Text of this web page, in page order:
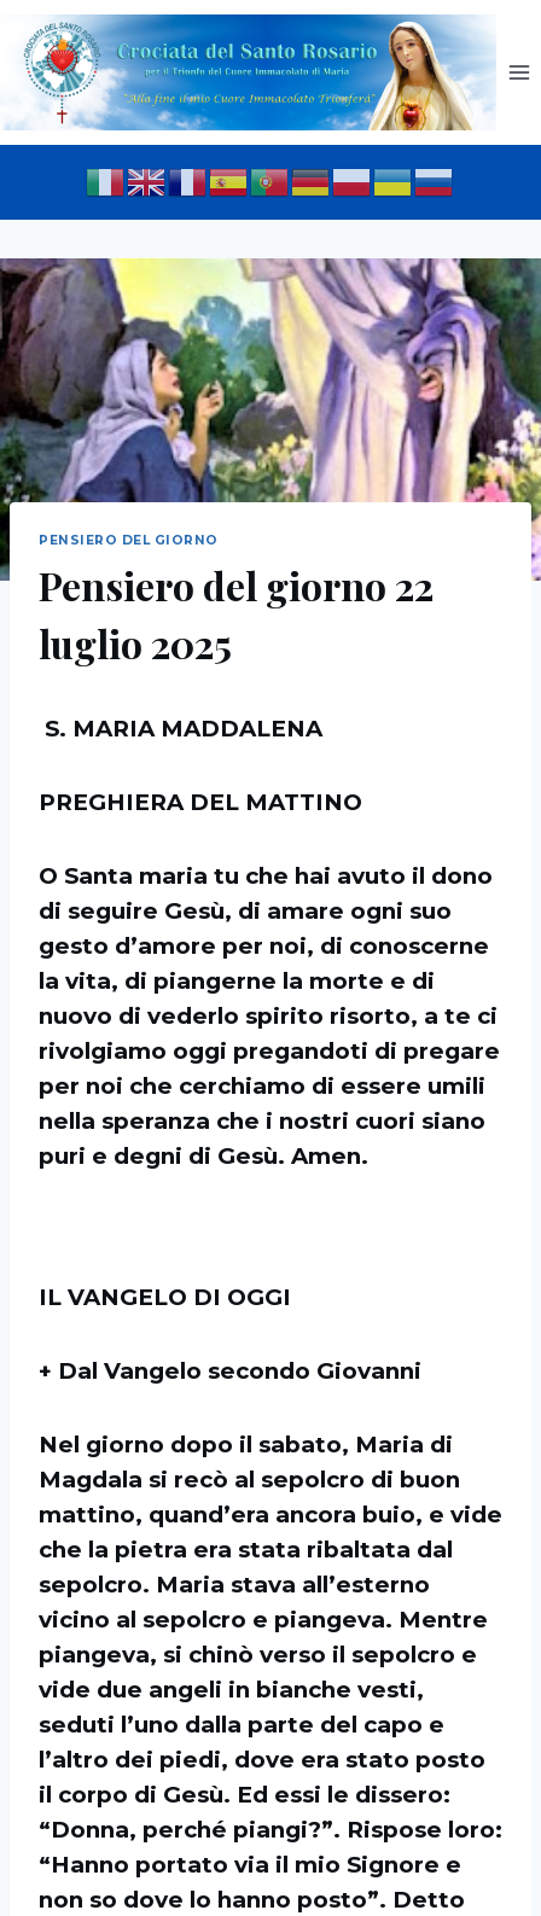
PENSIERO DEL GIORNO
Pensiero del giorno 22
luglio 2025
S. MARIA MADDALENA
PREGHIERA DEL MATTINO
O Santa maria tu che hai avuto il dono
di seguire Gesù, di amare ogni suo
gesto d’amore per noi, di conoscerne
la vita, di piangerne la morte e di
nuovo di vederlo spirito risorto, a te ci
rivolgiamo oggi pregandoti di pregare
per noi che cerchiamo di essere umili
nella speranza che i nostri cuori siano
puri e degni di Gesù. Amen.
IL VANGELO DI OGGI
+ Dal Vangelo secondo Giovanni
Nel giorno dopo il sabato, Maria di
Magdala si recò al sepolcro di buon
mattino, quand’era ancora buio, e vide
che la pietra era stata ribaltata dal
sepolcro. Maria stava all’esterno
vicino al sepolcro e piangeva. Mentre
piangeva, si chinò verso il sepolcro e
vide due angeli in bianche vesti,
seduti l’uno dalla parte del capo e
l’altro dei piedi, dove era stato posto
il corpo di Gesù. Ed essi le dissero:
“Donna, perché piangi?”. Rispose loro:
“Hanno portato via il mio Signore e
non so dove lo hanno posto”. Detto